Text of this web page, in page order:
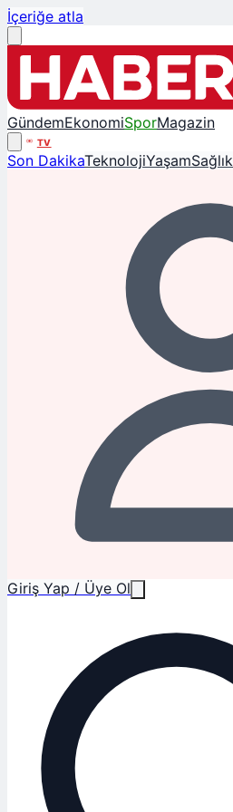
İçeriğe atla
GündemEkonomiSporMagazin
TV
Son DakikaTeknolojiYaşamSağlık
Giriş Yap / Üye Ol